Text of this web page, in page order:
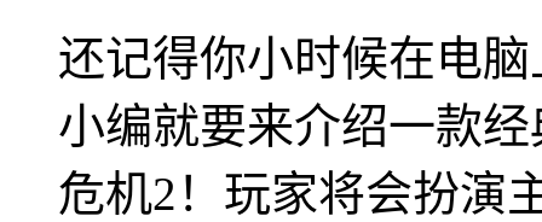
还记得你小时候在电
小编就要来介绍一款
危机2！玩家将会扮演